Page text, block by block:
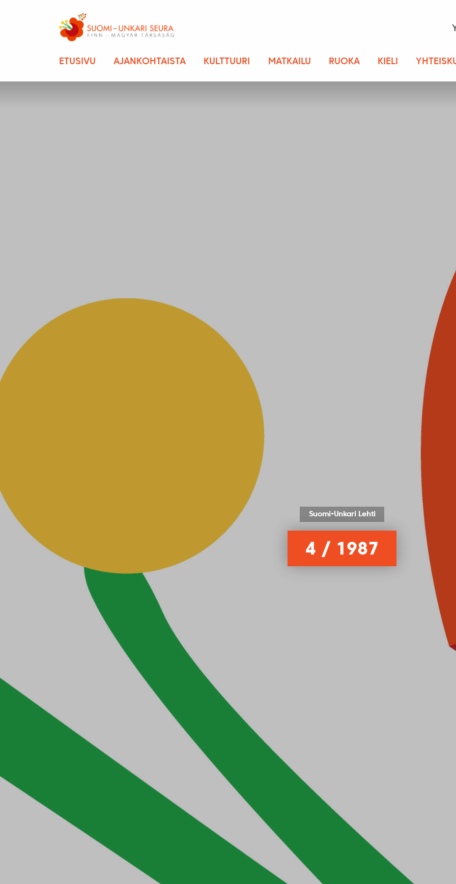
ETUSIVU AJANKOHTAISTA KULTTUURI MATKAILU RUOKA KIELI
Suomi-Unkari Lehti
4 / 1987